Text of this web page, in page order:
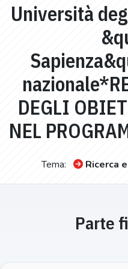
Università
DEGLI
NEL
Tema: Ricerca
Parte